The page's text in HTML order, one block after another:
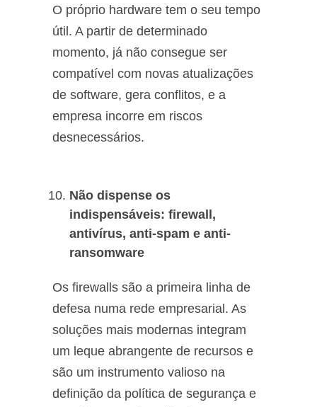
O próprio hardware tem o seu tempo
útil. A partir de determinado
momento, já não consegue ser
compatível com novas atualizações
de software, gera conflitos, e a
empresa incorre em riscos
desnecessários.
Não dispense os
indispensáveis: firewall,
antivírus, anti-spam e anti-
ransomware
Os firewalls são a primeira linha de
defesa numa rede empresarial. As
soluções mais modernas integram
um leque abrangente de recursos e
são um instrumento valioso na
definição da política de segurança e